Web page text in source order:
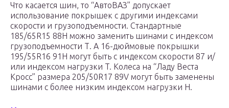
Что касается шин, то “АвтоВАЗ” допускает
использование покрышек с другими индексами
скорости и грузоподъемности. Стандартные
185/65R15 88H можно заменить шинами с индексом
грузоподъемности Т. А 16-дюймовые покрышки
195/55R16 91H могут быть с индексом скорости 87 и/
или индексом нагрузки T. Колеса на “Ладу Веста
Кросс” размера 205/50R17 89V могут быть заменены
шинами с более низким индексом нагрузки H.